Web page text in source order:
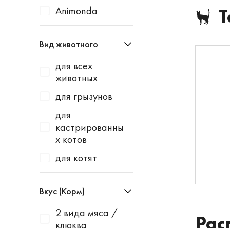
Animonda
Apicenna
Avantie
AWARD
Baurenhof
Bayer
Beaphar
Best Dinner
Blitz
Bowl Wow
Brit
Cat's White
Вид животного
для всех
животных
для грызунов
для
кастрированны
х котов
для котят
для котят и
щенков
для кошек
Вкус (Корм)
2 вида мяса /
клюква